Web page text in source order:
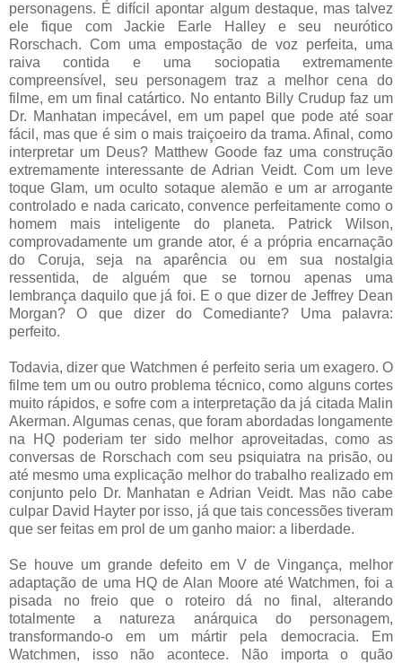
personagens. É difícil apontar algum destaque, mas talvez
ele fique com Jackie Earle Halley e seu neurótico
Rorschach. Com uma empostação de voz perfeita, uma
raiva contida e uma sociopatia extremamente
compreensível, seu personagem traz a melhor cena do
filme, em um final catártico. No entanto Billy Crudup faz um
Dr. Manhatan impecável, em um papel que pode até soar
fácil, mas que é sim o mais traiçoeiro da trama. Afinal, como
interpretar um Deus? Matthew Goode faz uma construção
extremamente interessante de Adrian Veidt. Com um leve
toque Glam, um oculto sotaque alemão e um ar arrogante
controlado e nada caricato, convence perfeitamente como o
homem mais inteligente do planeta. Patrick Wilson,
comprovadamente um grande ator, é a própria encarnação
do Coruja, seja na aparência ou em sua nostalgia
ressentida, de alguém que se tornou apenas uma
lembrança daquilo que já foi. E o que dizer de Jeffrey Dean
Morgan? O que dizer do Comediante? Uma palavra:
perfeito.
Todavia, dizer que Watchmen é perfeito seria um exagero. O
filme tem um ou outro problema técnico, como alguns cortes
muito rápidos, e sofre com a interpretação da já citada Malin
Akerman. Algumas cenas, que foram abordadas longamente
na HQ poderiam ter sido melhor aproveitadas, como as
conversas de Rorschach com seu psiquiatra na prisão, ou
até mesmo uma explicação melhor do trabalho realizado em
conjunto pelo Dr. Manhatan e Adrian Veidt. Mas não cabe
culpar David Hayter por isso, já que tais concessões tiveram
que ser feitas em prol de um ganho maior: a liberdade.
Se houve um grande defeito em V de Vingança, melhor
adaptação de uma HQ de Alan Moore até Watchmen, foi a
pisada no freio que o roteiro dá no final, alterando
totalmente a natureza anárquica do personagem,
transformando-o em um mártir pela democracia. Em
Watchmen, isso não acontece. Não importa o quão